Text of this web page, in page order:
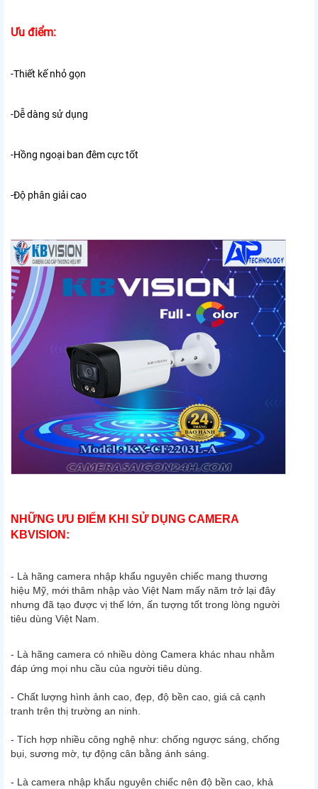
Ưu điểm:
-Thiết kế nhỏ gọn
-Dễ dàng sử dụng
-Hồng ngoại ban đêm cực tốt
-Độ phân giải cao
NHỮNG ƯU ĐIỂM KHI SỬ DỤNG CAMERA
KBVISION:
- Là hãng camera nhập khẩu nguyên chiếc mang thương
hiệu Mỹ, mới thâm nhập vào Việt Nam mấy năm trở lại đây
nhưng đã tạo được vị thế lớn, ấn tượng tốt trong lòng người
tiêu dùng Việt Nam.
- Là hãng camera có nhiều dòng Camera khác nhau nhằm
đáp ứng mọi nhu cầu của người tiêu dùng.
- Chất lượng hình ảnh cao, đẹp, độ bền cao, giá cả cạnh
tranh trên thị trường an ninh.
- Tích hợp nhiều công nghệ như: chống ngược sáng, chống
bụi, sương mờ, tự động cân bằng ánh sáng.
- Là camera nhập khẩu nguyên chiếc nên độ bền cao, khả